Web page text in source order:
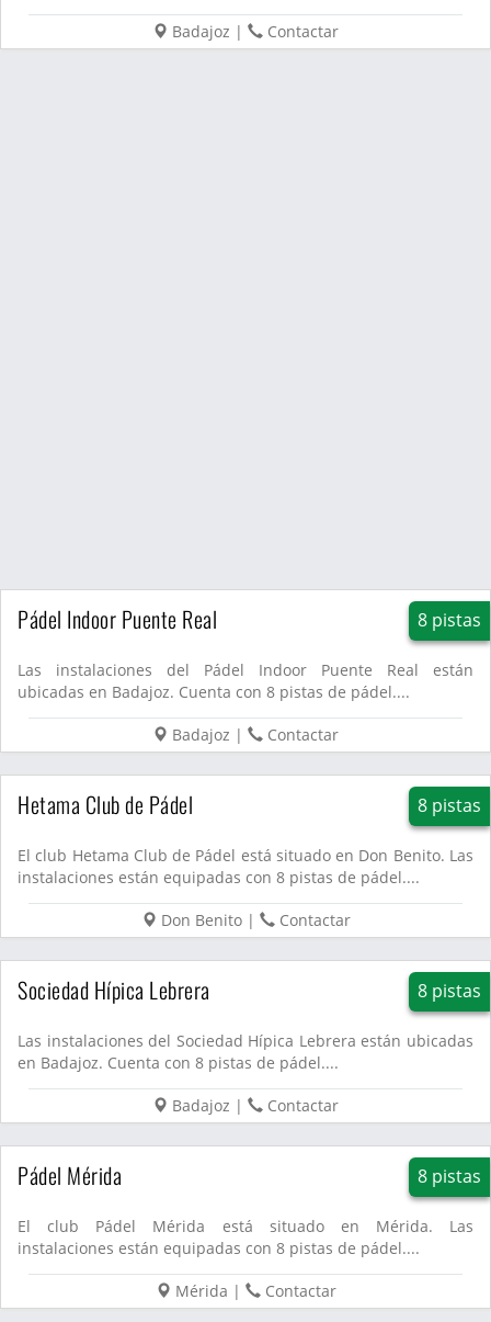
Badajoz | Contactar
Pádel Indoor Puente Real 8 pistas
Las instalaciones del Pádel Indoor Puente Real están
ubicadas en Badajoz. Cuenta con 8 pistas de pádel....
Badajoz | Contactar
Hetama Club de Pádel 8 pistas
El club Hetama Club de Pádel está situado en Don Benito. Las
instalaciones están equipadas con 8 pistas de pádel....
Don Benito| Contactar
Sociedad Hípica Lebrera 8 pistas
Las instalaciones del Sociedad Hípica Lebrera están ubicadas
en Badajoz. Cuenta con 8 pistas de pádel....
Badajoz | Contactar
Pádel Mérida 8 pistas
El club Pádel Mérida está situado en Mérida. Las
instalaciones están equipadas con 8 pistas de pádel....
Mérida | Contactar